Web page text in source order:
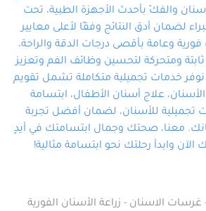
في أيد أمينة تلبي احتياجاتك بكل
احترافية ودقة.
والفكّ بأحدث الأجهزة الطبية، تحت
لضمان أدق النتائج وفقًا لأعلى معايير
وعامة بأقصى درجات الدقة والراحة،
ثابتة ومتحركة لتحسين وظائف الفم وتعزيز
خدمات تجميلية متكاملة تشمل تقويم
علاج أسنان الأطفال، ابتسامة
تجميلية للأسنان، لضمان أفضل تجربة
معنا، صحتك وجمال ابتسامتك في أيدٍ
الآن وابدأ رحلتك نحو ابتسامة مثالية!
غرسات الاسنان - زراعة الأسنان الفورية